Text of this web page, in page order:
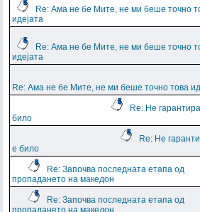
Re: Ама не бе Мите, не ми беше точно
идејата
Re: Ама не бе Мите, не ми беше точно
идејата
Re: Ама не бе Мите, не ми беше точно това
Re: Не
било
Re: Не
е било
Re: Започва последната етапа од
пропадането на македон
Re: Започва последната етапа од
пропадането на македон